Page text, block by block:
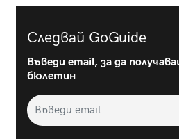
Следвай GoGuide
Въведи email, за да
бюлетин